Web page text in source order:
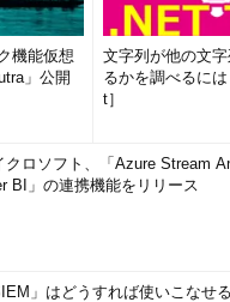
機能仮想
」公開
文字列が他の文
るかを調べるに
t］
クロソフト、「Azure Stream
BI」の連携機能をリリース
」はどうすれば使いこなせ